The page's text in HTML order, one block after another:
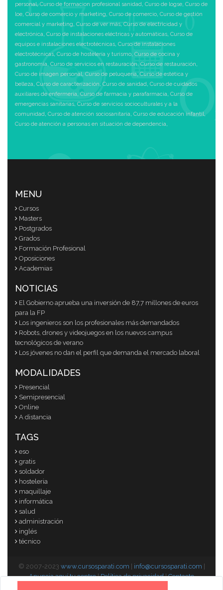
personal,Curso de formacion profesional sanidad, Curso de logse, Curso de
loe, Curso de comercio y marketing, Curso de comercio, Curso de gestión
comercial y marketing, Curso de ver más,Curso de electricidad y
electrónica, Curso de instalaciones eléctricas y automáticas, Curso de
equipos e instalaciones electrotécnicas, Curso de instalaciones
electrotécnicas, Curso de hostelería y turismo, Curso de cocina y
gastronomía, Curso de servicios en restauración, Curso de restauración,
Curso de imagen personal, Curso de peluquería,Curso de estética y
belleza, Curso de caracterización,Curso de sanidad, Curso de cuidados
auxiliares de enfermería,Curso de farmacia y parafarmacia, Curso de
emergencias sanitarias, Curso de servicios socioculturales y a la
comunidad, Curso de atención sociosanitaria, Curso de educación infantil,
Curso de atención a personas en situación de dependencia,
MENU
Cursos
Masters
Postgrados
Grados
Formación Profesional
Oposiciones
Academias
NOTICIAS
El Gobierno aprueba una inversión de 87,7 millones de euros
para la FP
Los ingenieros son los profesionales más demandados
Robots, drones y videojuegos en los nuevos campus
tecnológicos de verano
Los jóvenes no dan el perfil que demanda el mercado laboral
MODALIDADES
Presencial
Semipresencial
Online
A distancia
TAGS
eso
gratis
soldador
hosteleria
maquillaje
informática
salud
administración
inglés
técnico
© 2007-2023 www.cursosparati.com info@cursosparati.com
Anuncia aquí tu centro|Política de privacidad|Contacto